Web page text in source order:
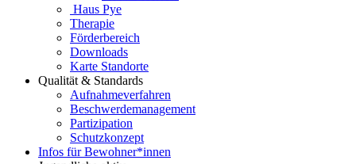
Haus Pye
Therapie
Förderbereich
Downloads
Karte Standorte
Qualität & Standards
Aufnahmeverfahren
Beschwerdemanagement
Partizipation
Schutzkonzept
Infos für Bewohner*innen